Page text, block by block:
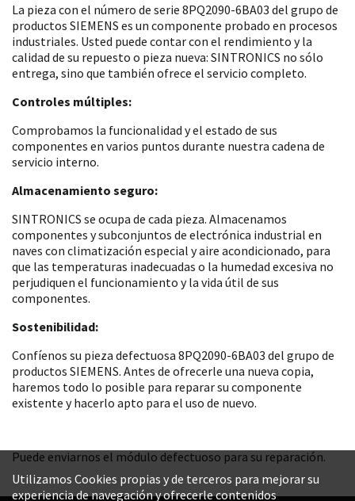
La pieza con el número de serie 8PQ2090-6BA03 del grupo de
productos SIEMENS es un componente probado en procesos
industriales. Usted puede contar con el rendimiento y la
calidad de su repuesto o pieza nueva: SINTRONICS no sólo
entrega, sino que también ofrece el servicio completo.
Controles múltiples:
Comprobamos la funcionalidad y el estado de sus
componentes en varios puntos durante nuestra cadena de
servicio interno.
Almacenamiento seguro:
SINTRONICS se ocupa de cada pieza. Almacenamos
componentes y subconjuntos de electrónica industrial en
naves con climatización especial y aire acondicionado, para
que las temperaturas inadecuadas o la humedad excesiva no
perjudiquen el funcionamiento y la vida útil de sus
componentes.
Sostenibilidad:
Confíenos su pieza defectuosa 8PQ2090-6BA03 del grupo de
productos SIEMENS. Antes de ofrecerle una nueva copia,
haremos todo lo posible para reparar su componente
existente y hacerlo apto para el uso de nuevo.
Puede enviarnos el módulo defectuoso para su reparación.
Utilizamos Cookies propias y de terceros para mejorar su
experiencia de navegación y ofrecerle contenidos